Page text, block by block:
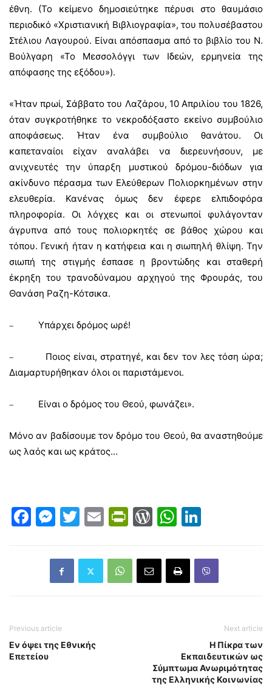
έθνη. (Το κείμενο δημοσιεύτηκε πέρυσι στο θαυμάσιο
περιοδικό «Χριστιανική Βιβλιογραφία», του πολυσέβαστου
Στέλιου Λαγουρού. Είναι απόσπασμα από το βιβλίο του Ν.
Βούλγαρη «Το Μεσσολόγγι των Ιδεών, ερμηνεία της
απόφασης της εξόδου»).
«Ήταν πρωί, Σάββατο του Λαζάρου, 10 Απριλίου του 1826,
όταν συγκροτήθηκε το νεκροδόξαστο εκείνο συμβούλιο
αποφάσεως. Ήταν ένα συμβούλιο θανάτου. Οι
καπεταναίοι είχαν αναλάβει να διερευνήσουν, με
ανιχνευτές την ύπαρξη μυστικού δρόμου-διόδων για
ακίνδυνο πέρασμα των Ελεύθερων Πολιορκημένων στην
ελευθερία. Κανένας όμως δεν έφερε ελπιδοφόρα
πληροφορία. Οι λόγχες και οι στενωποί φυλάγονταν
άγρυπνα από τους πολιορκητές σε βάθος χώρου και
τόπου. Γενική ήταν η κατήφεια και η σιωπηλή θλίψη. Την
σιωπή της στιγμής έσπασε η βροντώδης και σταθερή
έκρηξη του τρανοδύναμου αρχηγού της Φρουράς, του
Θανάση Ραζη-Κότσικα.
– Υπάρχει δρόμος ωρέ!
– Ποιος είναι, στρατηγέ, και δεν τον λες τόση ώρα;
Διαμαρτυρήθηκαν όλοι οι παριστάμενοι.
– Είναι ο δρόμος του Θεού, φωνάζει».
Μόνο αν βαδίσουμε τον δρόμο του Θεού, θα αναστηθούμε
ως λαός και ως κράτος…
Facebook
Messenger
Twitter
EmailPrintFriendly
WordPress
WhatsApp
Previous article
Εν όψει της Εθνικής
Επετείου
Next article
Η Πίκρα των
Εκπαιδευτικών ως
Σύμπτωμα Ανωριμότητας
της Ελληνικής Κοινωνίας